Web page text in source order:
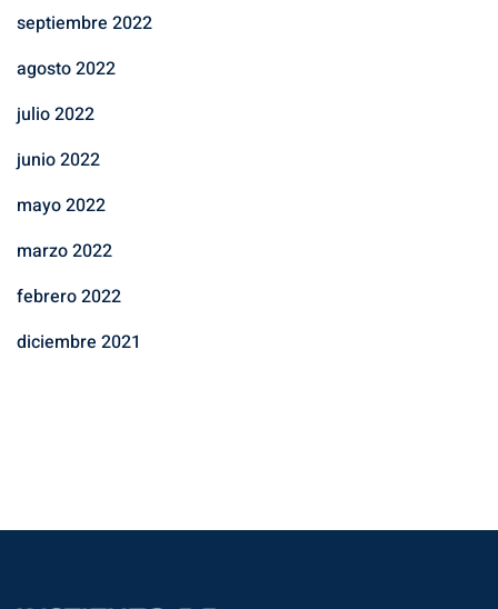
septiembre 2022
agosto 2022
julio 2022
junio 2022
mayo 2022
marzo 2022
febrero 2022
diciembre 2021